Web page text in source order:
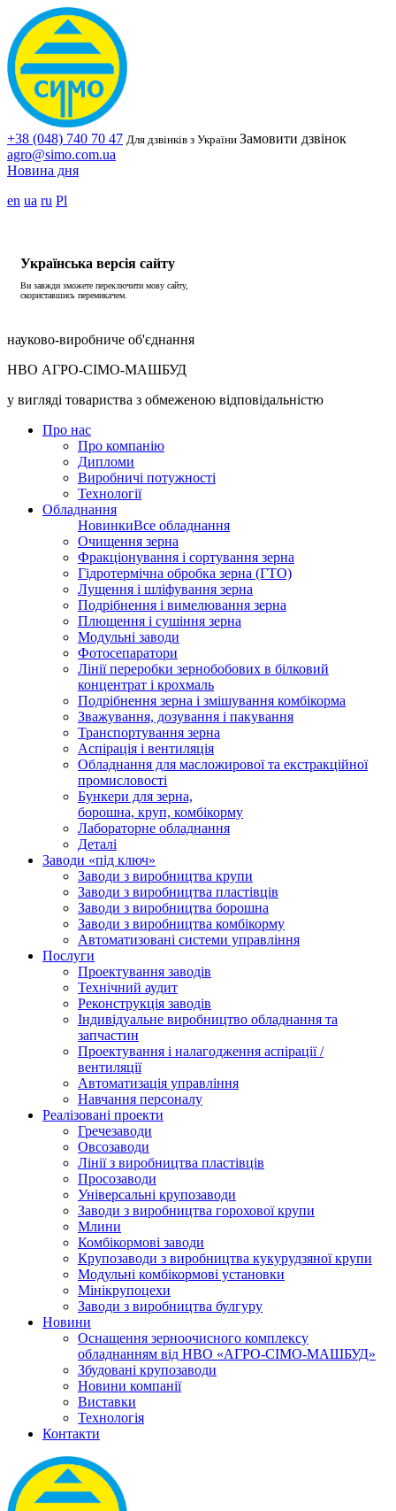
+38 (048) 740 70 47 Для дзвінків з України Замовити дзвінок
agro@simo.com.ua
Новина дня
en ua ru Pl
Українська версія сайту
Ви завжди зможете переключити мову сайту,
скориставшись перемикачем.
науково-виробниче об'єднання
НВО АГРО-СІМО-МАШБУД
у вигляді товариства з обмеженою відповідальністю
Про нас
Про компанію
Дипломи
Виробничі потужності
Технології
Обладнання
НовинкиВсе обладнання
Очищення зерна
Фракціонування і сортування зерна
Гідротермічна обробка зерна (ГТО)
Лущення і шліфування зерна
Подрібнення і вимелювання зерна
Плющення і сушіння зерна
Модульні заводи
Фотосепаратори
Лінії переробки зернобобових в білковий
концентрат і крохмаль
Подрібнення зерна і змішування комбікорма
Зважування, дозування і пакування
Транспортування зерна
Аспірація і вентиляція
Обладнання для масложирової та екстракційної
промисловості
Бункери для зерна,
борошна, круп, комбікорму
Лабораторне обладнання
Деталі
Заводи «під ключ»
Заводи з виробництва крупи
Заводи з виробництва пластівців
Заводи з виробництва борошна
Заводи з виробництва комбікорму
Автоматизовані системи управління
Послуги
Проектування заводів
Технічний аудит
Реконструкція заводів
Індивідуальне виробництво обладнання та
запчастин
Проектування і налагодження аспірації /
вентиляції
Автоматизація управління
Навчання персоналу
Реалізовані проекти
Гречезаводи
Овсозаводи
Лінії з виробництва пластівців
Просозаводи
Універсальні крупозаводи
Заводи з виробництва горохової крупи
Млини
Комбікормові заводи
Крупозаводи з виробництва кукурудзяної крупи
Модульні комбікормові установки
Мінікрупоцехи
Заводи з виробництва булгуру
Новини
Оснащення зерноочисного комплексу
обладнанням від НВО «АГРО-СІМО-МАШБУД»
Збудовані крупозаводи
Новини компанії
Виставки
Технологія
Контакти